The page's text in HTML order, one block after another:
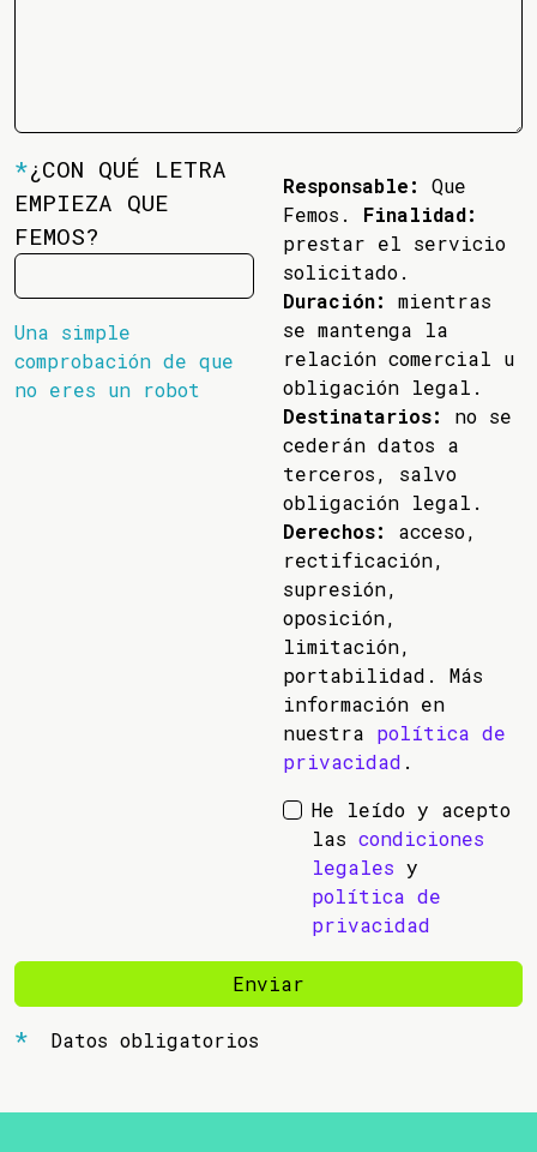
*¿CON QUÉ LETRA
EMPIEZA QUE
FEMOS?
Una simple
comprobación de que
no eres un robot
Responsable:
Que
Femos. Finalidad:
prestar el servicio
solicitado.
Duración:
mientras
se mantenga la
relación comercial u
obligación legal.
Destinatarios:
no se
cederán datos a
terceros, salvo
obligación legal.
Derechos:
acceso,
rectificación,
supresión,
oposición,
limitación,
portabilidad. Más
información en
nuestra política de
privacidad .
He leído y acepto
las condiciones
legales y
política de
privacidad
Enviar
Datos obligatorios